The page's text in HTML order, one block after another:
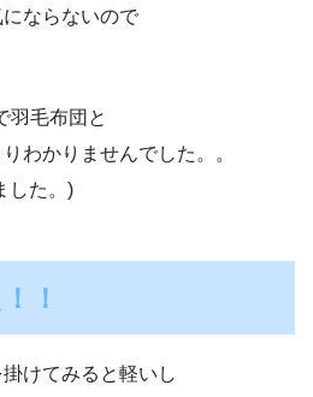
ならないので
羽毛布団と
わかりませんでした。。
した。)
！
けてみると軽いし